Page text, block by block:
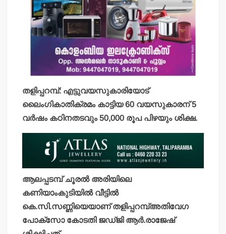
തളിപ്പറമ്പ്: എട്ടുവയസുകാരിയോട്
ലൈംഗികാതിക്രമം കാട്ടിയ 60 വയസുകാരന് 5
വര്‍ഷം കഠിനതടവും 50,000 രൂപ പിഴയും ശിക്ഷ.
ആലപ്പടമ്പ് ചൂരല്‍ അരിയിലെ
കണിയാംകുടിയില്‍ വീട്ടില്‍
കെ.സി.സണ്ണിയെയാണ് തളിപ്പറമ്പ്അതിവേഗ
പോക്‌സോ കോടതി ജഡ്ജി ആര്‍.രാജേഷ്